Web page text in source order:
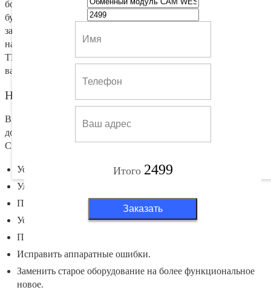
Итого 2499
Заказать
большим функционалом. При этом доплата за новую модель
будет минимальной. Смотрите Full HD и Ultra HD каналы,
записывайте эфир на встроенный жесткий диск,
наслаждайтесь излюбленными программами на нескольких
ТВ или мобильных устройствах – это и многое другое станет
вам доступно после обмена комплекта.
Настройка триколор
Вы можете вызвать мастера на дом, если требуется
дополнительная настройка программного оборудования.
Специалист позаботится о том, чтобы:
Установить оборудование клиента.
Улучшить качество сигнала.
Проложить новый кабель.
Установить новые программы.
Провести диагностику работу ресивера.
Исправить аппаратные ошибки.
Заменить старое оборудование на более функциональное
новое.